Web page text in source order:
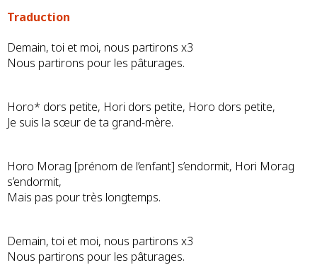
Traduction
Demain, toi et moi, nous partirons x3
Nous partirons pour les pâturages.
Horo* dors petite, Hori dors petite, Horo dors petite,
Je suis la sœur de ta grand-mère.
Horo Morag [prénom de l’enfant] s’endormit, Hori Morag
s’endormit,
Mais pas pour très longtemps.
Demain, toi et moi, nous partirons x3
Nous partirons pour les pâturages.